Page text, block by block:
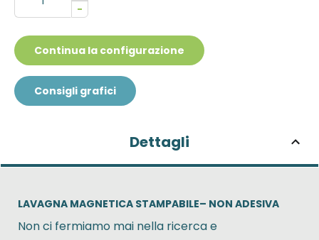
-
Continua la configurazione
Consigli grafici
Dettagli
LAVAGNA MAGNETICA STAMPABILE– NON ADESIVA
Non ci fermiamo mai nella ricerca e